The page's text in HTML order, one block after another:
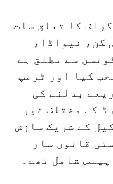
تمام 123 پیراگراف کا تعلق سات
گن، نیواڈا،
سے مطلق ہے
کیا اور ٹرمپ
بدلنے کی
کے مختلف غیر
کے شریک سازش
قانون ساز
شامل تھے۔